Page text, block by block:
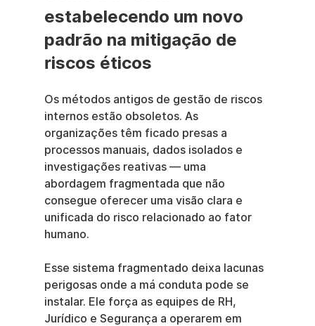
estabelecendo um novo
padrão na mitigação de
riscos éticos
Os métodos antigos de gestão de riscos
internos estão obsoletos. As
organizações têm ficado presas a
processos manuais, dados isolados e
investigações reativas — uma
abordagem fragmentada que não
consegue oferecer uma visão clara e
unificada do risco relacionado ao fator
humano.
Esse sistema fragmentado deixa lacunas
perigosas onde a má conduta pode se
instalar. Ele força as equipes de RH,
Jurídico e Segurança a operarem em